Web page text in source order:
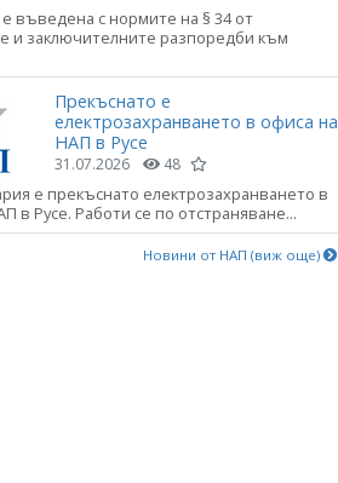
въведена с нормите на § 34 от
и заключителните разпоредби към
Прекъснато е
електрозахранването в офиса на
НАП в Русе
31.07.2026 48
е прекъснато електрозахранването в
в Русе. Работи се по отстраняване...
Новини от НАП (виж още)